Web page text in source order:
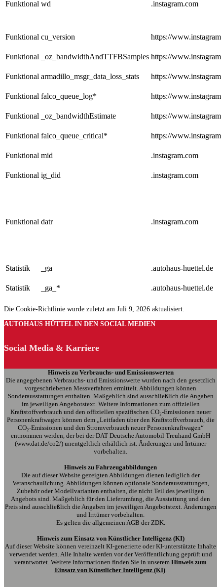
Funktional wd .instagram.com
Funktional cu_version https://
Funktional _oz_bandwidthAndTTFBSamples https://
Funktional armadillo_msgr_data_loss_stats https://
Funktional falco_queue_log* https://
Funktional _oz_bandwidthEstimate https://
Funktional falco_queue_critical* https://
Funktional mid .instagram.com
Funktional ig_did .instagram.com
Funktional datr .instagram.com
Statistik _ga .autohaus-huettel.de
Statistik _ga_* .autohaus-huettel.de
Die Cookie-Richtlinie wurde zuletzt am Juli 9, 2026 aktualisiert.
AUTOHAUS HÜTTEL IN DEN SOCIAL MEDIEN
Social Media & Karriere
Hinweis zu Verbrauchs- und Emissionswerten
Die angegebenen Verbrauchs- und Emissionswerte wurden nach den gesetzlich
vorgeschriebenen Messverfahren ermittelt. Abbildungen können
Sonderausstattungen enthalten. Maßgeblich sind ausschließlich die Angaben
im jeweiligen Angebotstext. Weitere Informationen zum offiziellen
Kraftstoffverbrauch und den offiziellen spezifischen CO₂-Emissionen neuer
Personenkraftwagen können dem „Leitfaden über den Kraftstoffverbrauch, die
CO₂-Emissionen und den Stromverbrauch neuer Personenkraftwagen“
entnommen werden, der bei der DAT Deutsche Automobil Treuhand GmbH
(www.dat.de/co2/) unentgeltlich erhältlich ist. Änderungen und Irrtümer
vorbehalten.
Hinweis zu Fahrzeugabbildungen
Die auf dieser Website gezeigten Abbildungen dienen lediglich der
Veranschaulichung. Abbildungen können optionale Sonderausstattungen,
Zubehör oder Modellvarianten enthalten, die nicht Teil des jeweiligen
Angebots sind. Maßgeblich für den Lieferumfang, die Ausstattung und den
Preis sind ausschließlich die Angaben im jeweiligen Angebotstext. Änderungen
und Irrtümer vorbehalten.
Es gelten die allgemeinen AGB der ZDK.
Hinweis zum Einsatz von Künstlicher Intelligenz (KI)
Auf dieser Website können vereinzelt KI-generierte oder KI-unterstützte Inhalte
verwendet werden. Alle Inhalte werden vor der Veröffentlichung geprüft und
verantwortet. Weitere Informationen finden Sie in unserem Hinweis zum
Einsatz von Künstlicher Intelligenz (KI).